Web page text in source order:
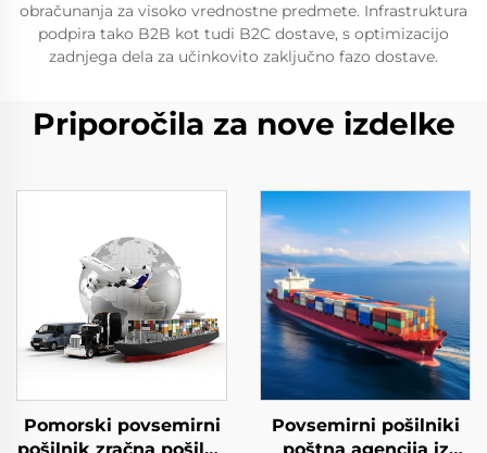
obračunanja za visoko vrednostne predmete. Infrastruktura
podpira tako B2B kot tudi B2C dostave, s optimizacijo
zadnjega dela za učinkovito zaključno fazo dostave.
Priporočila za nove izdelke
Pomorski povsemirni
Povsemirni pošilniki